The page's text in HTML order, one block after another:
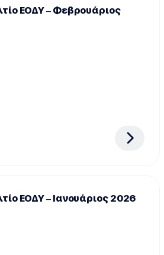
ΕΟΔΥ – Φεβρουάριος
ΕΟΔΥ – Ιανουάριος 2026